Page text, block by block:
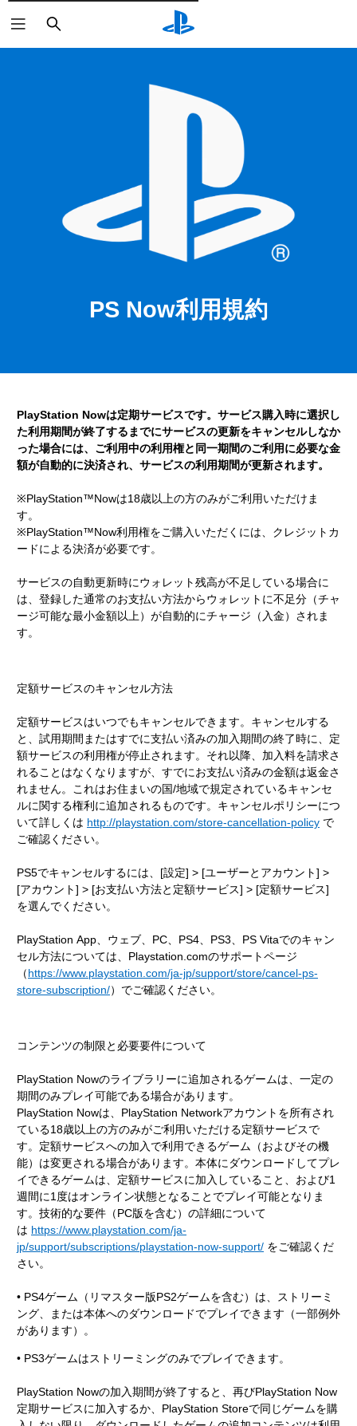
検
索
PS Now利用規約
PlayStation Nowは定期サービスです。サービス購入時に選択し
た利用期間が終了するまでにサービスの更新をキャンセルしなか
った場合には、ご利用中の利用権と同一期間のご利用に必要な金
額が自動的に決済され、サービスの利用期間が更新されます。
※PlayStation™Nowは18歳以上の方のみがご利用いただけま
す。
※PlayStation™Now利用権をご購入いただくには、クレジットカ
ードによる決済が必要です。
サービスの自動更新時にウォレット残高が不足している場合に
は、登録した通常のお支払い方法からウォレットに不足分（チャ
ージ可能な最小金額以上）が自動的にチャージ（入金）されま
す。
定額サービスのキャンセル方法
定額サービスはいつでもキャンセルできます。キャンセルする
と、試用期間またはすでに支払い済みの加入期間の終了時に、定
額サービスの利用権が停止されます。それ以降、加入料を請求さ
れることはなくなりますが、すでにお支払い済みの金額は返金さ
れません。これはお住まいの国/地域で規定されているキャンセ
ルに関する権利に追加されるものです。キャンセルポリシーにつ
いて詳しくは http://playstation.com/store-cancellation-policy で
ご確認ください。
PS5でキャンセルするには、[設定] > [ユーザーとアカウント] >
[アカウント] > [お支払い方法と定額サービス] > [定額サービス]
を選んでください。
PlayStation App、ウェブ、PC、PS4、PS3、PS Vitaでのキャン
セル方法については、Playstation.comのサポートページ
（https://www.playstation.com/ja-jp/support/store/cancel-ps-
store-subscription/）でご確認ください。
コンテンツの制限と必要要件について
PlayStation Nowのライブラリーに追加されるゲームは、一定の
期間のみプレイ可能である場合があります。
PlayStation Nowは、PlayStation Networkアカウントを所有され
ている18歳以上の方のみがご利用いただける定額サービスで
す。定額サービスへの加入で利用できるゲーム（およびその機
能）は変更される場合があります。本体にダウンロードしてプレ
イできるゲームは、定額サービスに加入していること、および1
週間に1度はオンライン状態となることでプレイ可能となりま
す。技術的な要件（PC版を含む）の詳細について
は https://www.playstation.com/ja-
jp/support/subscriptions/playstation-now-support/ をご確認くだ
さい。
• PS4ゲーム（リマスター版PS2ゲームを含む）は、ストリーミ
ング、または本体へのダウンロードでプレイできます（一部例外
があります）。
• PS3ゲームはストリーミングのみでプレイできます。
PlayStation Nowの加入期間が終了すると、再びPlayStation Now
定期サービスに加入するか、PlayStation Storeで同じゲームを購